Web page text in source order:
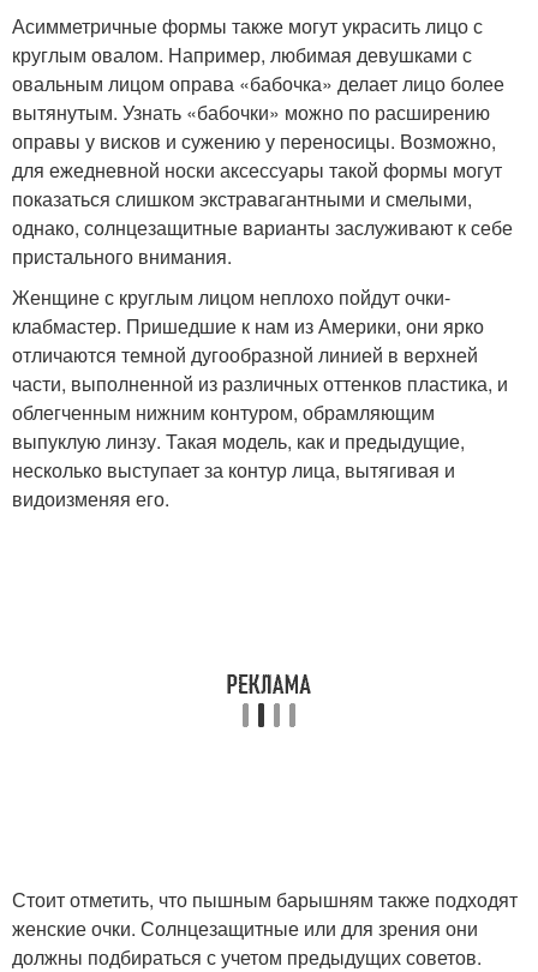
Асимметричные формы также могут украсить лицо с
круглым овалом. Например, любимая девушками с
овальным лицом оправа «бабочка» делает лицо более
вытянутым. Узнать «бабочки» можно по расширению
оправы у висков и сужению у переносицы. Возможно,
для ежедневной носки аксессуары такой формы могут
показаться слишком экстравагантными и смелыми,
однако, солнцезащитные варианты заслуживают к себе
пристального внимания.
Женщине с круглым лицом неплохо пойдут очки-
клабмастер. Пришедшие к нам из Америки, они ярко
отличаются темной дугообразной линией в верхней
части, выполненной из различных оттенков пластика, и
облегченным нижним контуром, обрамляющим
выпуклую линзу. Такая модель, как и предыдущие,
несколько выступает за контур лица, вытягивая и
видоизменяя его.
Стоит отметить, что пышным барышням также подходят
женские очки. Солнцезащитные или для зрения они
должны подбираться с учетом предыдущих советов.